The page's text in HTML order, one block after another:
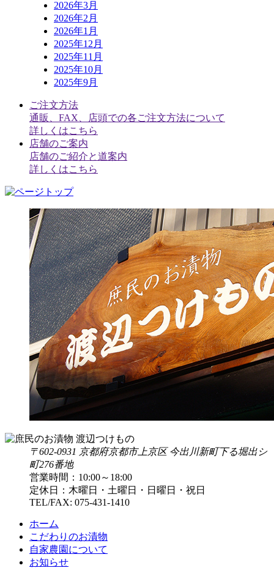
2026年3月
2026年2月
2026年1月
2025年12月
2025年11月
2025年10月
2025年9月
ご注文方法
通販、FAX、店頭での各ご注文方法について
詳しくはこちら
店舗のご案内
店舗のご紹介と道案内
詳しくはこちら
〒602-0931 京都府京都市上京区 今出川新町下る堀出シ
町276番地
営業時間：10:00～18:00
定休日：木曜日・土曜日・日曜日・祝日
TEL/FAX: 075-431-1410
ホーム
こだわりのお漬物
自家農園について
お知らせ